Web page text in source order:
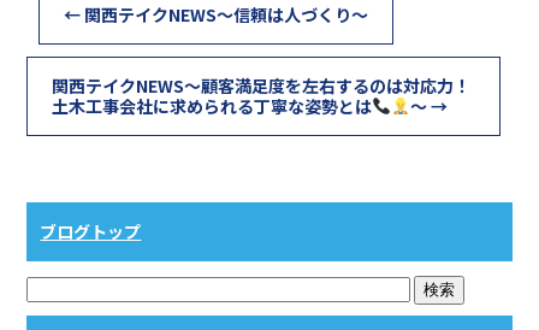
← 関西テイクNEWS～信頼は人づくり～
関西テイクNEWS～顧客満足度を左右するのは対応力！
土木工事会社に求められる丁寧な姿勢とは
～→
ブログトップ